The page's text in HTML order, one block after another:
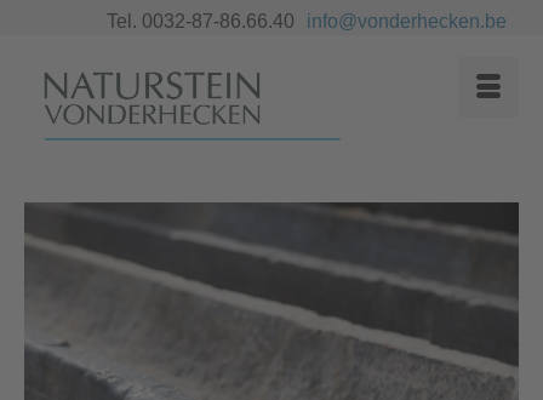
Tel. 0032-87-86.66.40 info@vonderhecken.be